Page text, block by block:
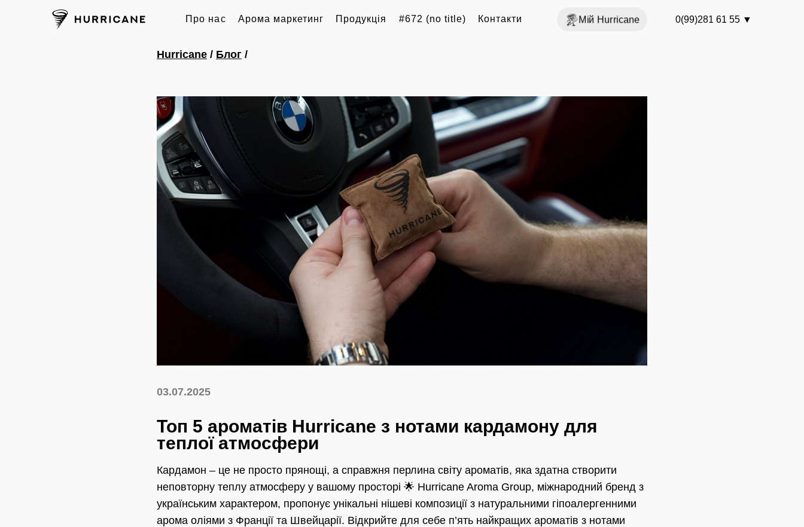
Про нас Арома маркетинг Продукція #672 (no title) Контакти Мій Hurricane 0(99)281 61 55 ▼
Hurricane / Блог /
03.07.2025
Топ 5 ароматів Hurricane з нотами кардамону для
теплої атмосфери
Кардамон – це не просто прянощі, а справжня перлина світу ароматів, яка здатна створити
неповторну теплу атмосферу у вашому просторі 🌟 Hurricane Aroma Group, міжнародний бренд з
українським характером, пропонує унікальні нішеві композиції з натуральними гіпоалергенними
арома оліями з Франції та Швейцарії. Відкрийте для себе п’ять найкращих ароматів з нотами